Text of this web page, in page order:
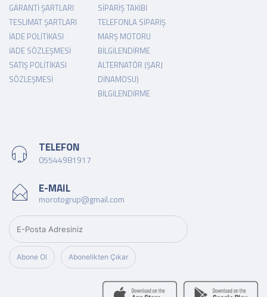
GARANTI ŞARTLARI
TESLIMAT ŞARTLARI
İADE POLITIKASI
İADE SÖZLEŞMESI
SATIŞ POLITIKASI
SÖZLEŞMESI
SIPARIŞ TAKIBI
TELEFONLA SIPARIŞ
MARŞ MOTORU
BILGILENDIRME
ALTERNATÖR (ŞARJ
DINAMOSU)
BILGILENDIRME
TELEFON
05544981917
E-MAIL
morotogrup@gmail.com
Abone Ol Abonelikten Çıkar